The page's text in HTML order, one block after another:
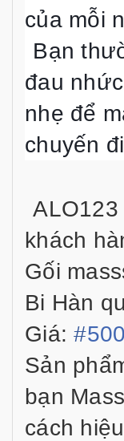
của mỗi
Bạn
đau
nhẹ để
chuyến đi
khách
Gối
Bi Hàn
Giá:#
Sản
bạn
cách